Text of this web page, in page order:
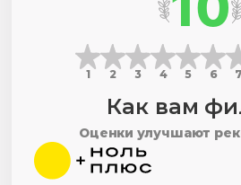
1 2 3 4 5 6 7
Как вам
Оценки улучшают